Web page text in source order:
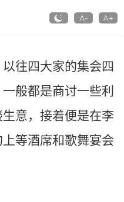
四大家的集会四
般都是商讨一些利
意，接着便是在李
等酒席和歌舞宴会